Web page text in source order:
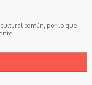
común, por lo que